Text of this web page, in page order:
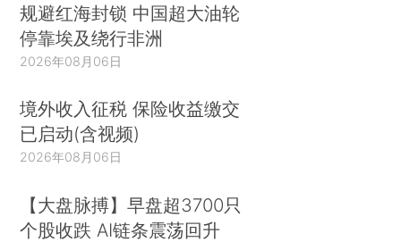
规避红海封锁 中国超大油轮
停靠埃及绕行非洲
2026年08月06日
境外收入征税 保险收益缴交
已启动(含视频)
2026年08月06日
【大盘脉搏】早盘超3700只
个股收跌 AI链条震荡回升